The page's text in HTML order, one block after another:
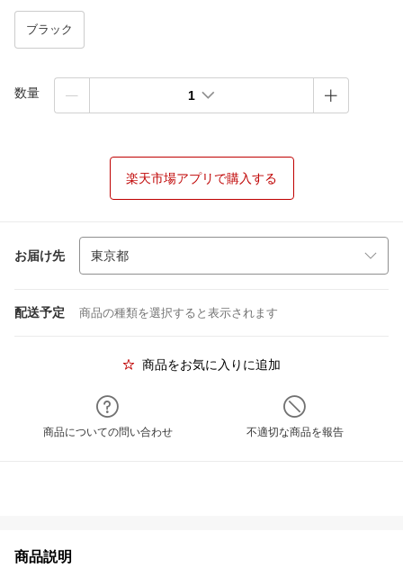
ブラック
数量 1
楽天市場アプリで購入する
お届け先
配送予定 商品の種類を選択すると表示されます
商品をお気に入りに追加
商品についての問い合わせ 不適切な商品を報告
商品説明